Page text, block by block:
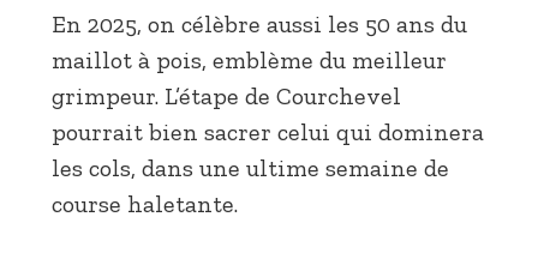
En 2025, on célèbre aussi les 50 ans du
maillot à pois, emblème du meilleur
grimpeur. L’étape de Courchevel
pourrait bien sacrer celui qui dominera
les cols, dans une ultime semaine de
course haletante.